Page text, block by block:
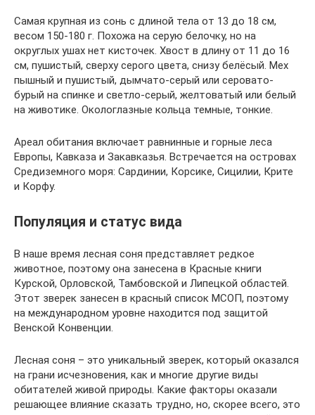
Самая крупная из сонь с длиной тела от 13 до 18 см,
весом 150-180 г. Похожа на серую белочку, но на
округлых ушах нет кисточек. Хвост в длину от 11 до 16
см, пушистый, сверху серого цвета, снизу белёсый. Мех
пышный и пушистый, дымчато-серый или серовато-
бурый на спинке и светло-серый, желтоватый или белый
на животике. Окологлазные кольца темные, тонкие.
Ареал обитания включает равнинные и горные леса
Европы, Кавказа и Закавказья. Встречается на островах
Средиземного моря: Сардинии, Корсике, Сицилии, Крите
и Корфу.
Популяция и статус вида
В наше время лесная соня представляет редкое
животное, поэтому она занесена в Красные книги
Курской, Орловской, Тамбовской и Липецкой областей.
Этот зверек занесен в красный список МСОП, поэтому
на международном уровне находится под защитой
Венской Конвенции.
Лесная соня – это уникальный зверек, который оказался
на грани исчезновения, как и многие другие виды
обитателей живой природы. Какие факторы оказали
решающее влияние сказать трудно, но, скорее всего, это